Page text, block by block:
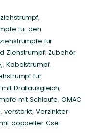
,
für den
für
Ziehstrumpf, Zubehör
, Kabelstrumpf,
für
Drallausgleich,
mit Schlaufe, OMAC
, verstärkt, Verzinkter
doppelter Öse